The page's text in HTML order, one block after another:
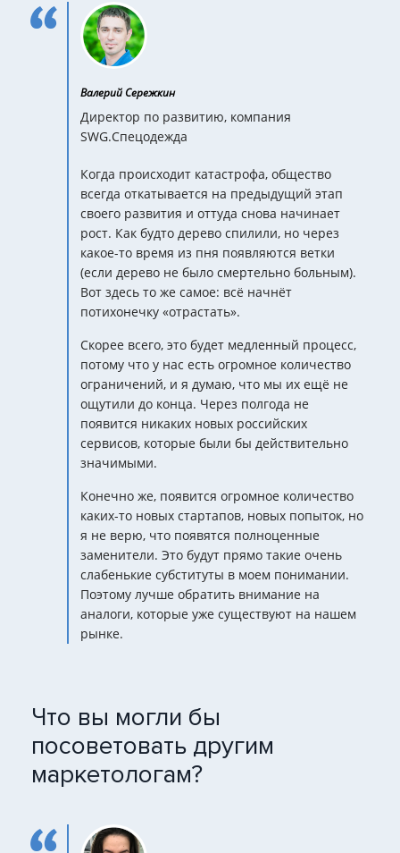
Валерий Сережкин
Директор по развитию, компания
SWG.Спецодежда
Когда происходит катастрофа, общество
всегда откатывается на предыдущий этап
своего развития и оттуда снова начинает
рост. Как будто дерево спилили, но через
какое-то время из пня появляются ветки
(если дерево не было смертельно больным).
Вот здесь то же самое: всё начнёт
потихонечку «отрастать».
Скорее всего, это будет медленный процесс,
потому что у нас есть огромное количество
ограничений, и я думаю, что мы их ещё не
ощутили до конца. Через полгода не
появится никаких новых российских
сервисов, которые были бы действительно
значимыми.
Конечно же, появится огромное количество
каких-то новых стартапов, новых попыток, но
я не верю, что появятся полноценные
заменители. Это будут прямо такие очень
слабенькие субституты в моем понимании.
Поэтому лучше обратить внимание на
аналоги, которые уже существуют на нашем
рынке.
Что вы могли бы
посоветовать другим
маркетологам?